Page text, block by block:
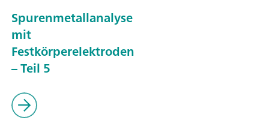
Spurenmetallanalyse
mit
Festkörperelektroden
– Teil 5